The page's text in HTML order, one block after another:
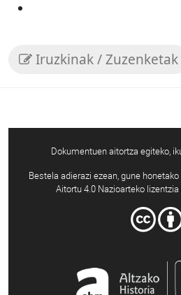
Iruzkinak / Zuzenketak
Dokumentuen aitortza egiteko,
Bestela adierazi ezean, gune
Aitortu 4.0 Nazioarteko